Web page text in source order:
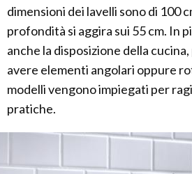
dimensioni dei lavelli sono di 100
profondità si aggira sui 55 cm. In
anche la disposizione della
avere elementi angolari oppure
modelli vengono impiegati per
pratiche.